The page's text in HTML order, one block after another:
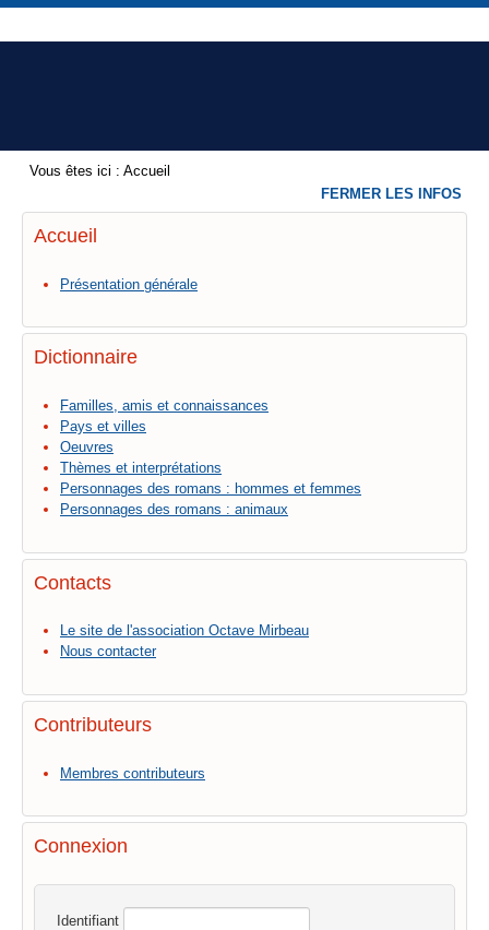
Vous êtes ici : Accueil
Accueil
Présentation générale
Dictionnaire
Familles, amis et connaissances
Pays et villes
Oeuvres
Thèmes et interprétations
Personnages des romans : hommes et femmes
Personnages des romans : animaux
Contacts
Le site de l'association Octave Mirbeau
Nous contacter
Contributeurs
Membres contributeurs
Connexion
Identifiant
FERMER LES INFOS